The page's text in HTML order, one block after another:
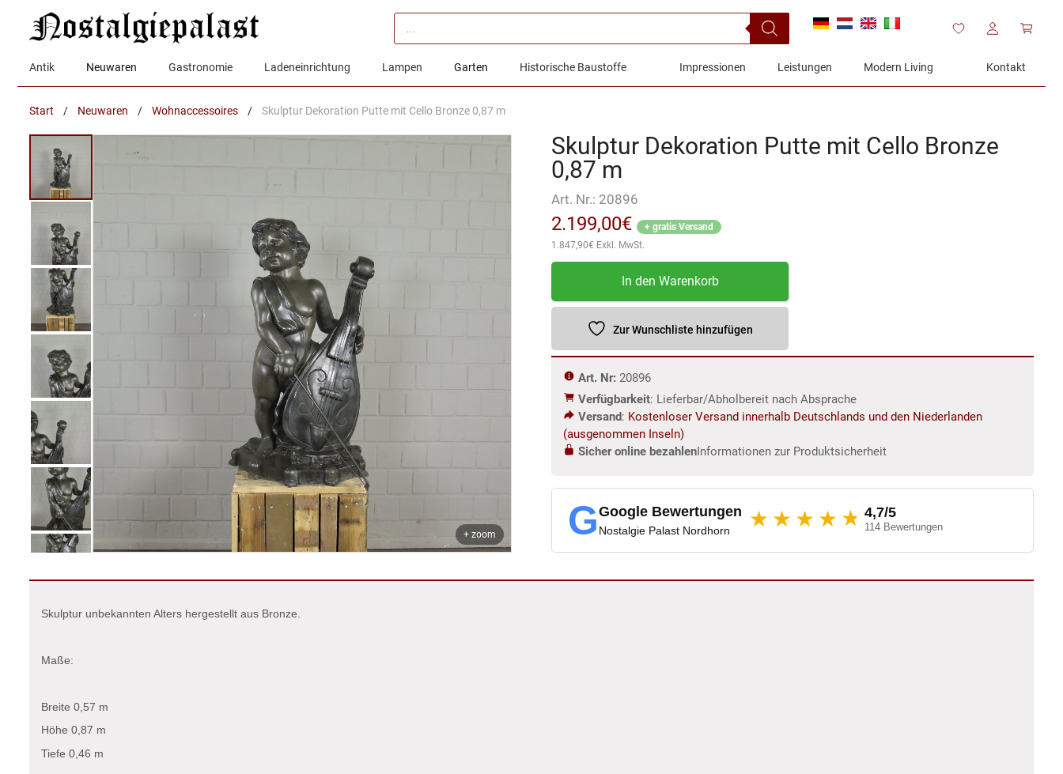
Products
search
Antik Neuwaren Gastronomie Ladeneinrichtung Lampen Garten Historische Baustoffe Impressionen Leistungen Modern Living Kontakt
Start / Neuwaren / Wohnaccessoires / Skulptur Dekoration Putte mit Cello Bronze 0,87 m
+ zoom
Skulptur Dekoration Putte mit Cello Bronze
0,87 m
Art. Nr.: 20896
2.199,00€
+ gratis Versand
1.847,90€ Exkl. MwSt.
Skulptur
Putte
Cello
Bronze
Menge
In den Warenkorb
Zur Wunschliste hinzufügen
Art. Nr:20896
Verfügbarkeit: Lieferbar/Abholbereit nach Absprache
Versand: Kostenloser Versand innerhalb Deutschlands und den Niederlanden
(ausgenommen Inseln)
Sicher online bezahlenInformationen zur Produktsicherheit
GGoogle Bewertungen
Nostalgie Palast Nordhorn ★★★★ ★ 4,7/5
114 Bewertungen
Skulptur unbekannten Alters hergestellt aus Bronze.
Maße:
Breite 0,57 m
Höhe 0,87 m
Tiefe 0,46 m